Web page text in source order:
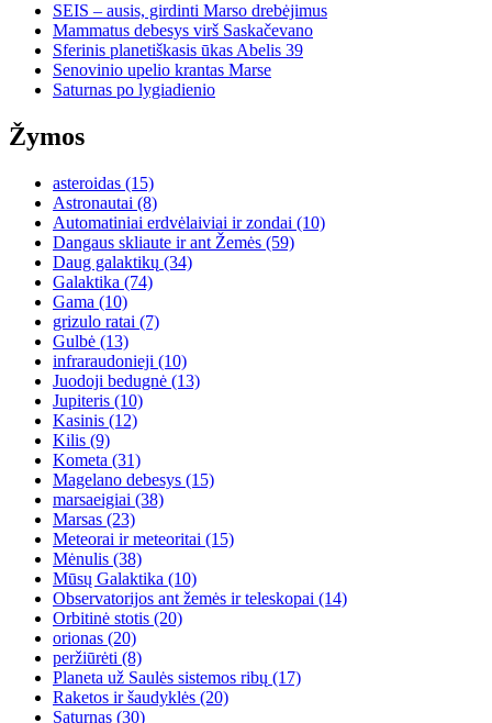
SEIS – ausis, girdinti Marso drebėjimus
Mammatus debesys virš Saskačevano
Sferinis planetiškasis ūkas Abelis 39
Senovinio upelio krantas Marse
Saturnas po lygiadienio
Žymos
asteroidas (15)
Astronautai (8)
Automatiniai erdvėlaiviai ir zondai (10)
Dangaus skliaute ir ant Žemės (59)
Daug galaktikų (34)
Galaktika (74)
Gama (10)
grizulo ratai (7)
Gulbė (13)
infraraudonieji (10)
Juodoji bedugnė (13)
Jupiteris (10)
Kasinis (12)
Kilis (9)
Kometa (31)
Magelano debesys (15)
marsaeigiai (38)
Marsas (23)
Meteorai ir meteoritai (15)
Mėnulis (38)
Mūsų Galaktika (10)
Observatorijos ant žemės ir teleskopai (14)
Orbitinė stotis (20)
orionas (20)
peržiūrėti (8)
Planeta už Saulės sistemos ribų (17)
Raketos ir šaudyklės (20)
Saturnas (30)